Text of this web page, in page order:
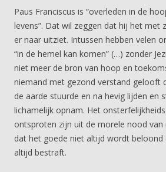
Paus Franciscus is “overleden in de
levens”. Dat wil zeggen dat hij het met
er naar uitziet. Intussen hebben velen
“in de hemel kan komen” (…) zonder
niet meer de bron van hoop en
niemand met gezond verstand gelooft
de aarde stuurde en na hevig lijden en
lichamelijk opnam. Het
ontsproten zijn uit de morele nood van
dat het goede niet altijd wordt beloond
altijd bestraft.